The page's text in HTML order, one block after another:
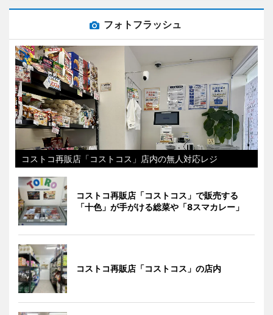
フォトフラッシュ
コストコ再販店「コストコス」店内の無人対応レジ
コストコ再販店「コストコス」で販売する
「十色」が手がける総菜や「8スマカレー」
コストコ再販店「コストコス」の店内